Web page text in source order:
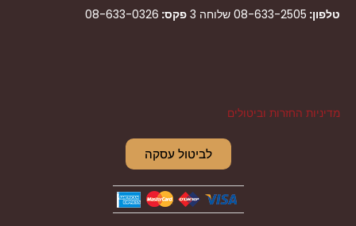
טלפון: 08-633-2505 שלוחה 3 פקס: 08-633-0326
מדיניות החזרות וביטולים
לביטול עסקה